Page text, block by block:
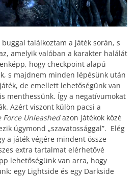
buggal találkoztam a játék során, s
amelyik valóban a karakter halálát
hogy checkpoint alapú
s majdnem minden lépésünk után
de emellett lehetőségünk van
menthessünk. Így a negatívumokat
Azért viszont külön pacsi a
Force Unleashedazon játékok közé
úgymond „szavatossággal”. Elég
a játék végére mindent össze
extra tartalmat elérhetővé
lehetőségünk van arra, hogy
egy Lightside és egy Darkside